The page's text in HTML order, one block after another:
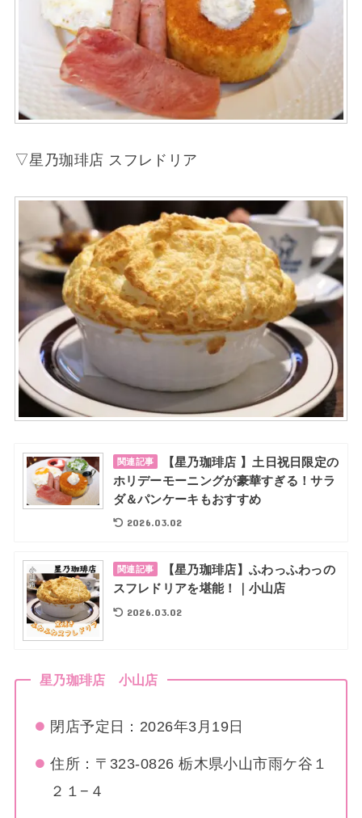
▽星乃珈琲店 スフレドリア
関連記事
【星乃珈琲店 】土日祝日限定の
ホリデーモーニングが豪華すぎる！サラ
ダ＆パンケーキもおすすめ
2026.03.02
関連記事
【星乃珈琲店】ふわっふわっの
スフレドリアを堪能！｜小山店
2026.03.02
星乃珈琲店 小山店
閉店予定日：2026年3月19日
住所：〒323-0826 栃木県小山市雨ケ谷１
２１−４